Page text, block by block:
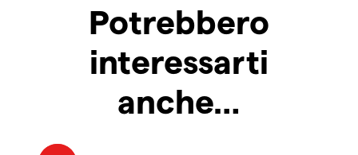
Potrebbero
interessarti
anche…